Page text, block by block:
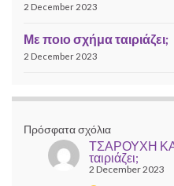
2 December 2023
Με ποιο σχήμα ταιριάζει;
2 December 2023
Πρόσφατα σχόλια
ΤΣΑΡΟΥΧΗ
ταιριάζει;
2 December 2023